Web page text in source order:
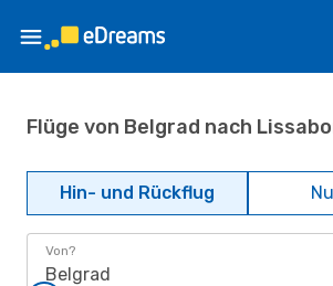
Flüge von Belgrad nach
Hin- und Rückflug
Von?
Belgrad